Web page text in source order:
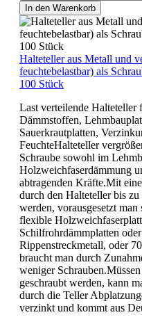
In den Warenkorb
Halteteller aus Metall und
feuchtebelastbar) als
100 Stück
Last verteilende Halteteller
Dämmstoffen,
Sauerkrautplatten,
FeuchteHalteteller
Schraube sowohl im
Holzweichfaserdämmung
abtragenden Kräfte.Mit
durch den Halteteller bis
werden, vorausgesetzt
flexible
Schilfrohrdämmplatten
Rippenstreckmetall, oder
braucht man durch
weniger
geschraubt werden, kann
durch die Teller
verzinkt und kommt aus